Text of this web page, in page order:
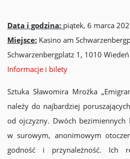
Data i godzina: piątek, 6 marca
Miejsce: Kasino am
Schwarzenbergplatz 1, 1010 Wiedeń
Informacje i bilety
Sztuka Sławomira Mrożka
należy do najbardziej
od ojczyzny. Dwóch bezimiennych
w surowym, anonimowym
godność i przynależność. Ich